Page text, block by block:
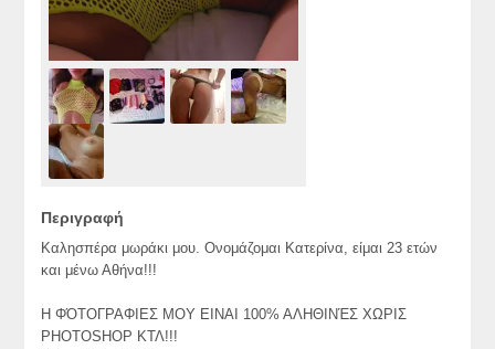
Περιγραφή
Καλησπέρα μωράκι μου. Ονομάζομαι Κατερίνα, είμαι 23 ετών
και μένω Αθήνα!!!
Η ΦΌΤΟΓΡΑΦΙΕΣ ΜΟΥ ΕΙΝΑΙ 100% ΑΛΗΘΙΝΈΣ ΧΩΡΙΣ
PHOTOSHOP ΚΤΛ!!!